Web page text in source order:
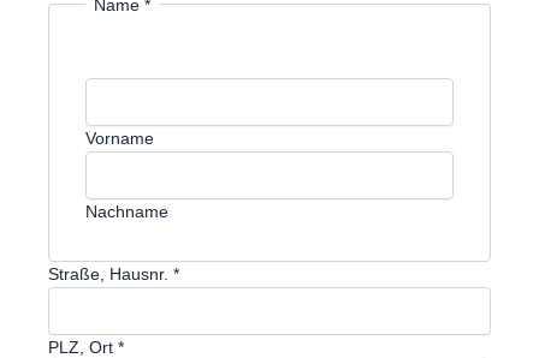
Name *
Vorname
Nachname
Straße, Hausnr. *
PLZ, Ort *